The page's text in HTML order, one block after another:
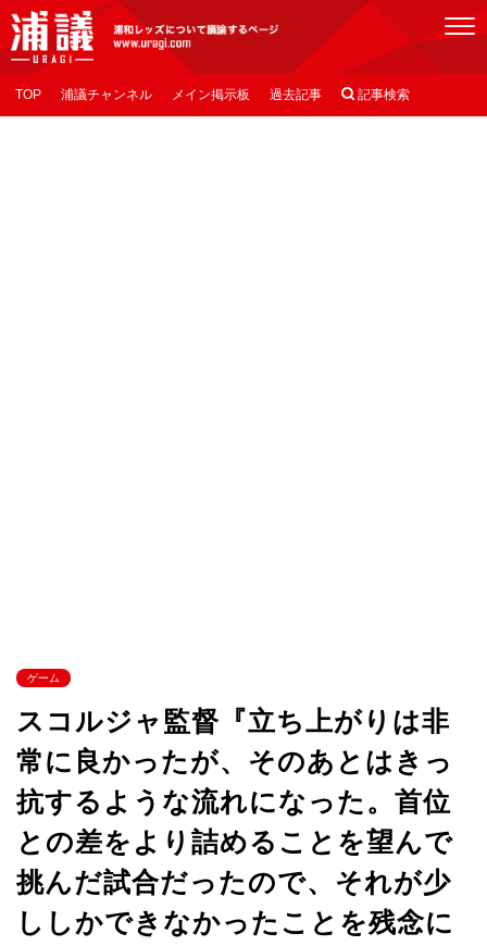
[浦議]浦和レッズについて議論するページ
TOP 浦議チャンネル メイン掲示板 過去記事  記事検索
ゲーム
スコルジャ監督『立ち上がりは非
常に良かったが、そのあとはきっ
抗するような流れになった。首位
との差をより詰めることを望んで
挑んだ試合だったので、それが少
ししかできなかったことを残念に